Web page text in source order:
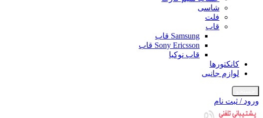
شاسی
فلت
قاب
Samsung قاب
Sony Ericsson قاب
قاب نوکیا
کانکتورها
لوازم جانبی
ورود / ثبت نام